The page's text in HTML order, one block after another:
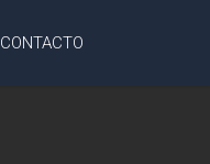
CONTACTO